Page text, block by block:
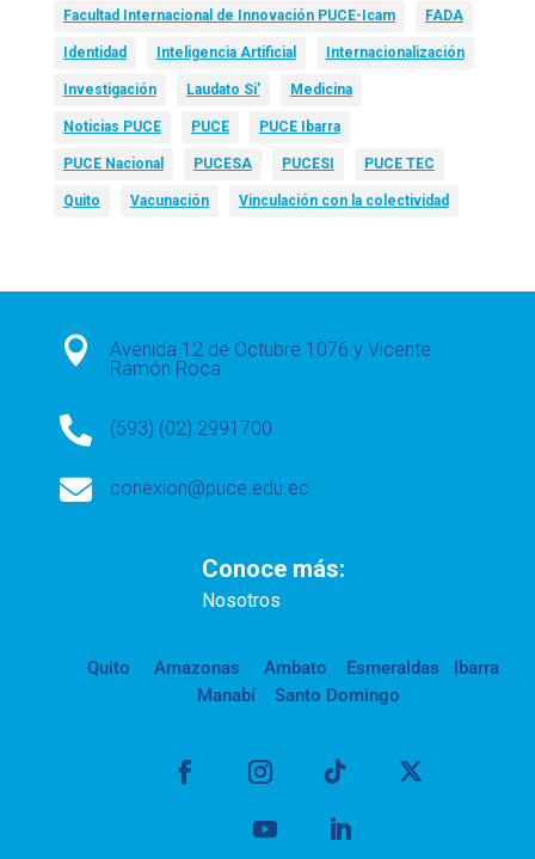
Facultad Internacional de Innovación PUCE-Icam FADA
Identidad Inteligencia Artificial Internacionalización
Investigación Laudato Si’ Medicina
Noticias PUCE PUCE PUCE Ibarra
PUCE Nacional PUCESA PUCESI PUCE TEC
Quito Vacunación Vinculación con la colectividad

Avenida 12 de Octubre 1076 y Vicente
Ramón Roca
 (593) (02) 2991700
 conexion@puce.edu.ec
Conoce más:
Nosotros
Quito Amazonas Ambato Esmeraldas
Ibarra
Manabí
Santo Domingo